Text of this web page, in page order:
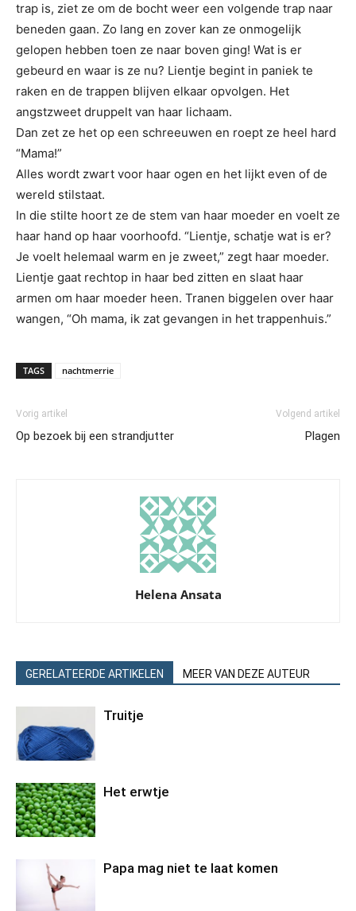
trap is, ziet ze om de bocht weer een volgende trap naar
beneden gaan. Zo lang en zover kan ze onmogelijk
gelopen hebben toen ze naar boven ging! Wat is er
gebeurd en waar is ze nu? Lientje begint in paniek te
raken en de trappen blijven elkaar opvolgen. Het
angstzweet druppelt van haar lichaam.
Dan zet ze het op een schreeuwen en roept ze heel hard
“Mama!”
Alles wordt zwart voor haar ogen en het lijkt even of de
wereld stilstaat.
In die stilte hoort ze de stem van haar moeder en voelt ze
haar hand op haar voorhoofd. “Lientje, schatje wat is er?
Je voelt helemaal warm en je zweet,” zegt haar moeder.
Lientje gaat rechtop in haar bed zitten en slaat haar
armen om haar moeder heen. Tranen biggelen over haar
wangen, “Oh mama, ik zat gevangen in het trappenhuis.”
TAGS nachtmerrie
Vorig artikel
Op bezoek bij een strandjutter
Volgend artikel
Plagen
Helena Ansata
GERELATEERDE ARTIKELEN MEER VAN DEZE AUTEUR
Truitje
Het erwtje
Papa mag niet te laat komen